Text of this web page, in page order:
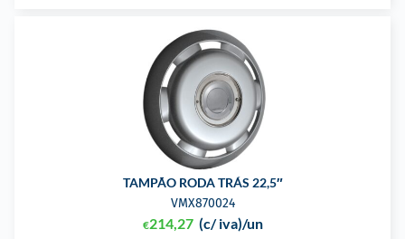
TAMPÃO RODA TRÁS 22,5″
VMX870024
€214,27 (c/ iva)/un